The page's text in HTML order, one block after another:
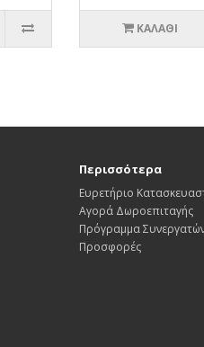
ΚΑΛΆΘΙ
Περισσότερα
Ευρετήριο
Αγορά Δωροεπιταγής
Πρόγραμμα
Προσφορές